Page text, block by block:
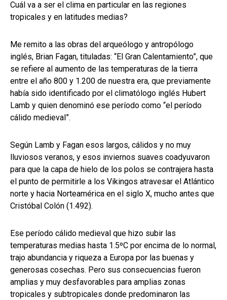
Cuál va a ser el clima en particular en las regiones
tropicales y en latitudes medias?
Me remito a las obras del arqueólogo y antropólogo
inglés, Brian Fagan, tituladas: “El Gran Calentamiento”, que
se refiere al aumento de las temperaturas de la tierra
entre el año 800 y 1.200 de nuestra era, que previamente
había sido identificado por el climatólogo inglés Hubert
Lamb y quien denominó ese período como “el período
cálido medieval”.
Según Lamb y Fagan esos largos, cálidos y no muy
lluviosos veranos, y esos inviernos suaves coadyuvaron
para que la capa de hielo de los polos se contrajera hasta
el punto de permitirle a los Vikingos atravesar el Atlántico
norte y hacia Norteamérica en el siglo X, mucho antes que
Cristóbal Colón (1.492).
Ese período cálido medieval que hizo subir las
temperaturas medias hasta 1.5ºC por encima de lo normal,
trajo abundancia y riqueza a Europa por las buenas y
generosas cosechas. Pero sus consecuencias fueron
amplias y muy desfavorables para amplias zonas
tropicales y subtropicales donde predominaron las